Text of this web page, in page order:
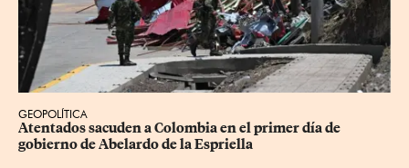
GEOPOLÍTICA
Atentados sacuden a Colombia en el primer día de
gobierno de Abelardo de la Espriella